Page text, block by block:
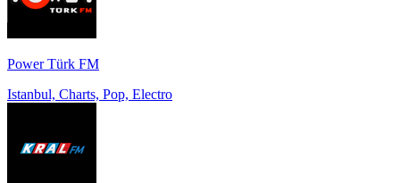
Power Türk FM
Istanbul, Charts, Pop, Electro